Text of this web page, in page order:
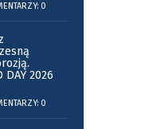
0
DAY 2026
0